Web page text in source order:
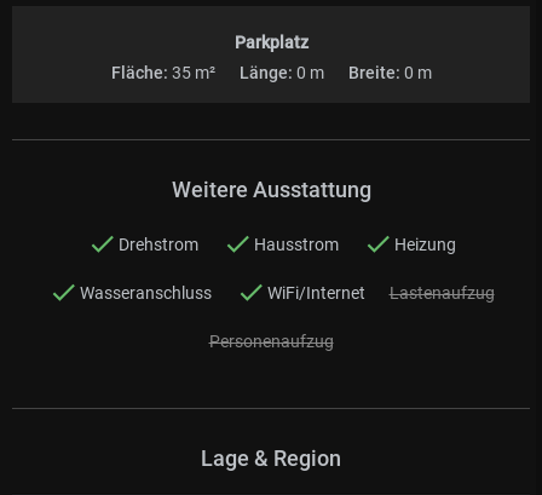
Parkplatz
Fläche: 35 m² Länge: 0 m Breite: 0 m
Weitere Ausstattung
Drehstrom Hausstrom Heizung
Wasseranschluss WiFi/Internet Lastenaufzug
Personenaufzug
Lage & Region